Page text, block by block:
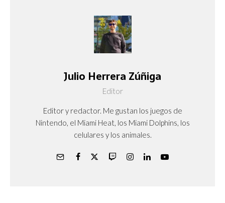
Julio Herrera Zúñiga
Editor
Editor y redactor. Me gustan los juegos de
Nintendo, el Miami Heat, los Miami Dolphins, los
celulares y los animales.